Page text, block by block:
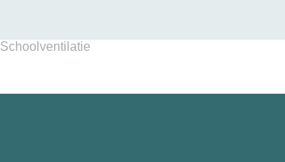
Schoolventilatie